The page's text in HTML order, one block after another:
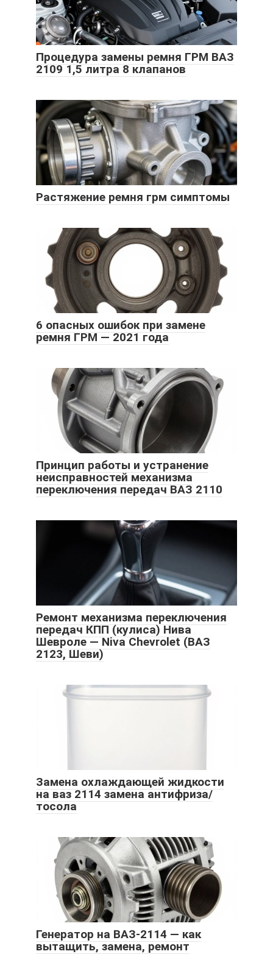
Процедура замены ремня ГРМ ВАЗ
2109 1,5 литра 8 клапанов
Растяжение ремня грм симптомы
6 опасных ошибок при замене
ремня ГРМ — 2021 года
Принцип работы и устранение
неисправностей механизма
переключения передач ВАЗ 2110
Ремонт механизма переключения
передач КПП (кулиса) Нива
Шевроле — Niva Chevrolet (ВАЗ
2123, Шеви)
Замена охлаждающей жидкости
на ваз 2114 замена антифриза/
тосола
Генератор на ВАЗ-2114 — как
вытащить, замена, ремонт